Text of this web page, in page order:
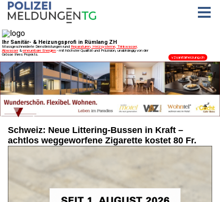
Schweiz: Neue Littering-Bussen in Kraft –
achtlos weggeworfene Zigarette kostet 80 Fr.